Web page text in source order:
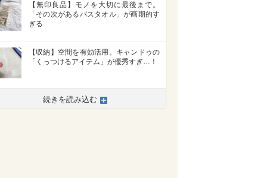
【無印良品】モノを大切に最後まで。
「その次があるバスタオル」が画期的す
ぎる
【収納】空間を有効活用。キャンドゥの
「くっつけるアイテム」が優秀すぎ…！
続きを読み込む